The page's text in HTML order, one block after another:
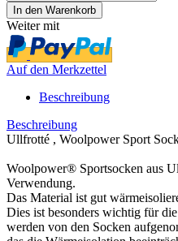
Weiter mit
Auf den Merkzettel
Beschreibung
Beschreibung
Ullfrotté , Woolpower Sport
Woolpower® Sportsocken aus
Verwendung.
Das Material ist gut
Dies ist besonders wichtig für
werden von den Socken